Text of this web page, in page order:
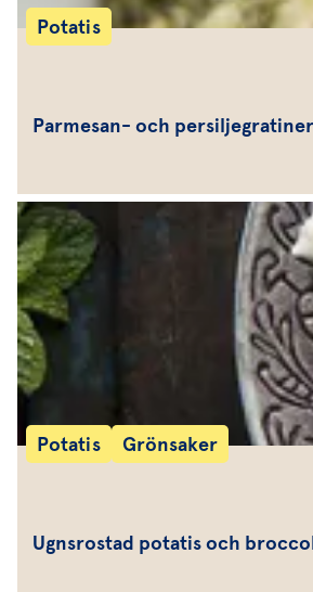
Potatis
Parmesan- och
Potatis Grönsaker
Ugnsrostad potatis och